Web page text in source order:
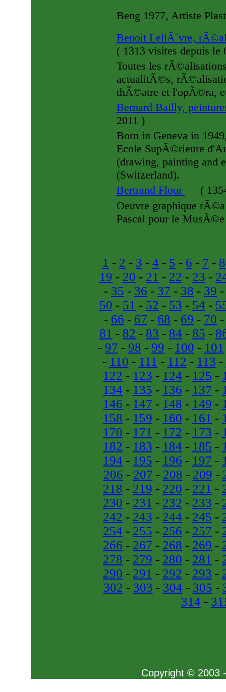
Beng 1977, Artiste
Benoit LeliÃ¨vre,
(1313 visites depuis le
Toutes les
actualitÃ©s,
thÃ©atre et l'opÃ©ra,
Bernard Bailly,
2011 )
Born in Geneva in
Ecole SupÃ©rieure
(drawing, painting and
(Switzerland).
Bertrand Flour
(
Oeuvre graphique
Pascal pour le
1 - 2 - 3 - 4 - 5 - 6 - 7 - 8
19 - 20 - 21 - 22 - 23 -
- 35 - 36 - 37 - 38 - 39
50 - 51 - 52 - 53 - 54 -
- 66 - 67 - 68 - 69 - 70
81 - 82 - 83 - 84 - 85 -
- 97 - 98 - 99 - 100 - 101
- 110 - 111 - 112 - 113 -
122 - 123 - 124 - 125 -
134 - 135 - 136 - 137 -
146 - 147 - 148 - 149 -
158 - 159 - 160 - 161 -
170 - 171 - 172 - 173 -
182 - 183 - 184 - 185 -
194 - 195 - 196 - 197 -
206 - 207 - 208 - 209 -
218 - 219 - 220 - 221 -
230 - 231 - 232 - 233 -
242 - 243 - 244 - 245 -
254 - 255 - 256 - 257 -
266 - 267 - 268 - 269 -
278 - 279 - 280 - 281 -
290 - 291 - 292 - 293 -
302 - 303 - 304 - 305 -
314 -
Copyright © 2003